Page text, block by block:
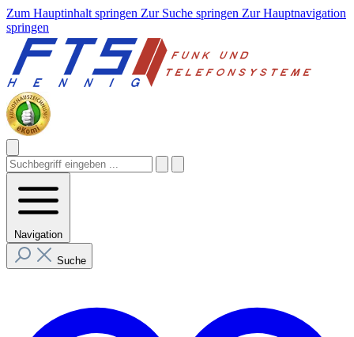
Zum Hauptinhalt springen Zur Suche springen Zur Hauptnavigation
springen
Navigation
Suche